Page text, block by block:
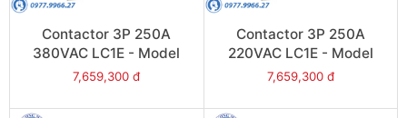
Contactor 3P 250A
380VAC LC1E - Model
LC1E250Q6
7,659,300 đ
Contactor 3P 250A
220VAC LC1E - Model
LC1E250M6
7,659,300 đ